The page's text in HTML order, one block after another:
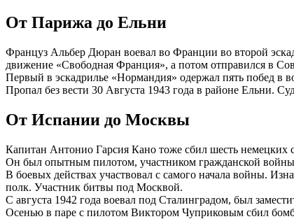
От Парижа до Ельни
Француз Альбер Дюран воевал во Франции во второй
движение «Свободная Франция», а потом отправился в
Первый в эскадрилье «Нормандия» одержал пять побед в
Пропал без вести 30 Августа 1943 года в районе Ельни.
От Испании до Москвы
Капитан Антонио Гарсия Кано тоже сбил шесть немецких
Он был опытным пилотом, участником гражданской
В боевых действах участвовал с самого начала войны.
полк. Участник битвы под Москвой.
С августа 1942 года воевал под Сталинградом, был
Осенью в паре с пилотом Виктором Чуприковым сбил